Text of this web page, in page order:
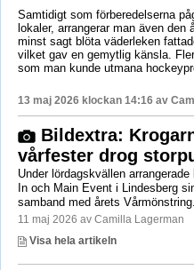
Samtidigt som förberedelserna
lokaler, arrangerar man även
minst sagt blöta väderleken
vilket gav en gemytlig känsla.
som man kunde utmana
13 maj 2026 klockan 14:16 av
Bildextra:
vårfester drog
Under lördagskvällen arrangerade
In och Main Event i Lindesberg
samband med årets
11 maj 2026 av Camilla Lagerman
Visa hela artikeln